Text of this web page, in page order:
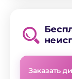
Заказать